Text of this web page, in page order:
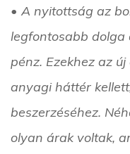
• A nyitottság az
legfontosabb dolga
pénz. Ezekhez az
anyagi háttér
beszerzéséhez.
olyan árak voltak,